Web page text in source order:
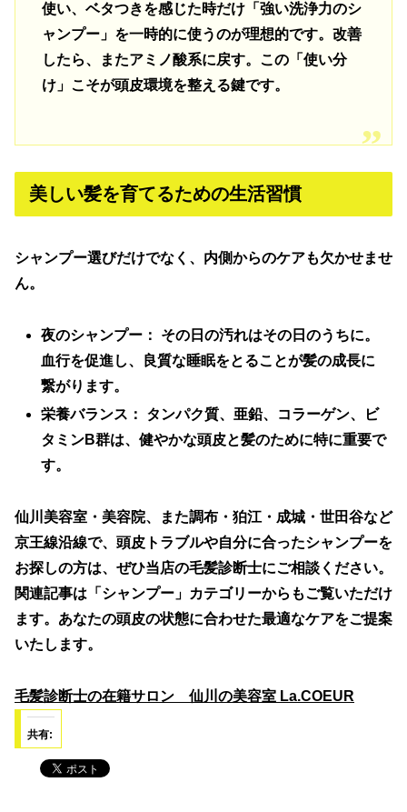
使い、ベタつきを感じた時だけ「強い洗浄力のシ
ャンプー」を一時的に使うのが理想的です。改善
したら、またアミノ酸系に戻す。この「使い分
け」こそが頭皮環境を整える鍵です。
美しい髪を育てるための生活習慣
シャンプー選びだけでなく、内側からのケアも欠かせませ
ん。
夜のシャンプー：
その日の汚れはその日のうちに。
血行を促進し、良質な睡眠をとることが髪の成長に
繋がります。
栄養バランス：
タンパク質、亜鉛、コラーゲン、ビ
タミンB群は、健やかな頭皮と髪のために特に重要で
す。
仙川美容室・美容院、また調布・狛江・成城・世田谷など
京王線沿線で、頭皮トラブルや自分に合ったシャンプーを
お探しの方は、ぜひ当店の毛髪診断士にご相談ください。
関連記事は「シャンプー」カテゴリーからもご覧いただけ
ます。あなたの頭皮の状態に合わせた最適なケアをご提案
いたします。
毛髪診断士の在籍サロン 仙川の美容室 La.COEUR
共有: